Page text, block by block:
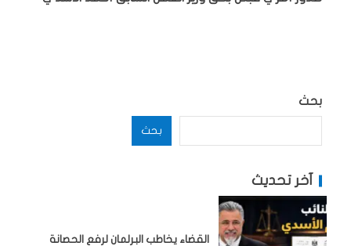
بحث
بحث
آخر تحديث
القضاء يخاطب البرلمان لرفع الحصانة